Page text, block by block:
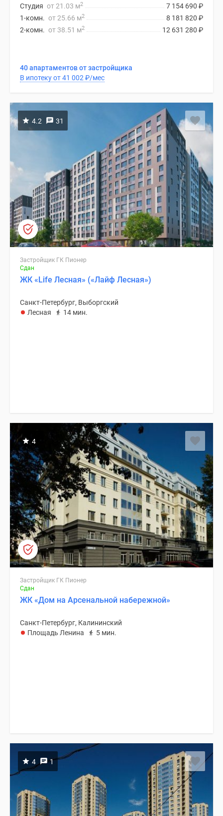
7 154 690 ₽
Студия от 21.03 м2
8 181 820 ₽
1-комн. от 25.66 м2
12 631 280 ₽
2-комн. от 38.51 м2
40 апартаментов от застройщика
В ипотеку от 41 002 ₽/мес
4.2 31
Застройщик ГК Пионер
Сдан
ЖК «Life Лесная» («Лайф Лесная»)
Санкт-Петербург, Выборгский
Лесная
14 мин.
4
Застройщик ГК Пионер
Сдан
ЖК «Дом на Арсенальной набережной»
Санкт-Петербург, Калининский
Площадь Ленина
5 мин.
4 1